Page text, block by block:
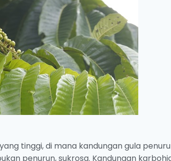
tinggi, di mana kandungan gula
penurun, sukrosa. Kandungan